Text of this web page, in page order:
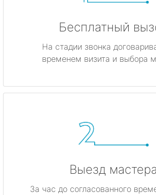
Бесплатный
На стадии звонка
временем визита и выбора
Выезд мастера
За час до согласованного